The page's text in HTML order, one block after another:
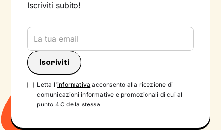
Iscriviti subito!
Letta l'informativa acconsento alla ricezione di
comunicazioni informative e promozionali di cui al
punto 4.C della stessa